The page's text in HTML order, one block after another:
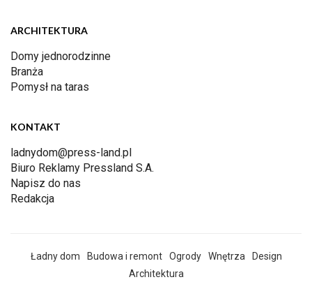
ARCHITEKTURA
Domy jednorodzinne
Branża
Pomysł na taras
KONTAKT
ladnydom@press-land.pl
Biuro Reklamy Pressland S.A.
Napisz do nas
Redakcja
Ładny dom Budowa i remont Ogrody Wnętrza
Design
Architektura